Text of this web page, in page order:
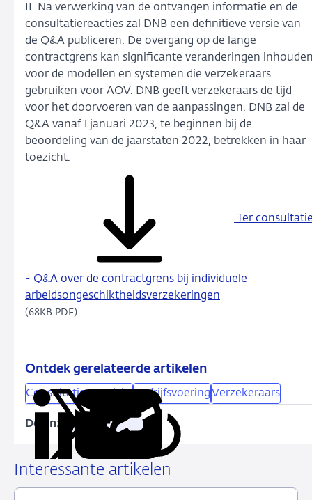
II. Na verwerking van de ontvangen informatie en de
consultatiereacties zal DNB een definitieve versie van
de Q&A publiceren. De overgang op de lange
contractgrens kan significante veranderingen
voor de modellen en systemen die verzekeraars
gebruiken voor AOV. DNB geeft verzekeraars de tijd
voor het doorvoeren van de aanpassingen. DNB zal de
Q&A vanaf 1 januari 2023, te beginnen bij de
beoordeling van de jaarstaten 2022, betrekken in haar
toezicht.
Ter
- Q&A over de contractgrens bij individuele
arbeidsongeschiktheidsverzekeringen
(68KB PDF)
Ontdek gerelateerde artikelen
Consultatie ToezichtBedrijfsvoeringVerzekeraars
Delen:
Deel
LinkedIn
X
Deel
Facebook
Deel
e-
Kopieer
Interessante artikelen